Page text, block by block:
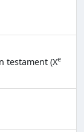
testament (Xe